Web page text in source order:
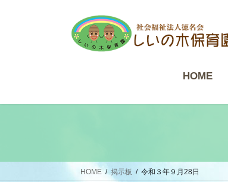
キ
に
HOME
HOME 掲示板 令和３年９月28日